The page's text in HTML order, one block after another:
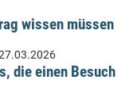
wissen müssen
die einen Besuch